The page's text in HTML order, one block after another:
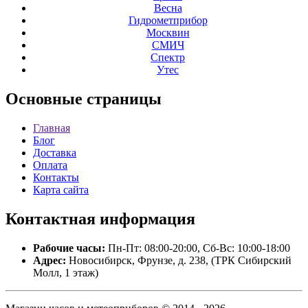
Весна
Гидрометприбор
Москвин
СМИЧ
Спектр
Утес
Основные страницы
Главная
Блог
Доставка
Оплата
Контакты
Карта сайта
Контактная информация
Рабочие часы: Пн-Пт: 08:00-20:00, Сб-Вс: 10:00-18:00
Адрес: Новосибирск, Фрунзе, д. 238, (ТРК Сибирский
Молл, 1 этаж)